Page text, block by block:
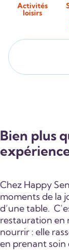
Activités
loisirs
Bien plus
Chez Happy
moments de la
d’une table.
restauration en
nourrir : elle
en prenant soin